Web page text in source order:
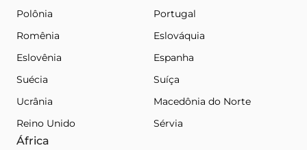
Polônia
Portugal
Romênia
Eslováquia
Eslovênia
Espanha
Suécia
Suíça
Ucrânia
Macedônia do Norte
Reino Unido
Sérvia
África